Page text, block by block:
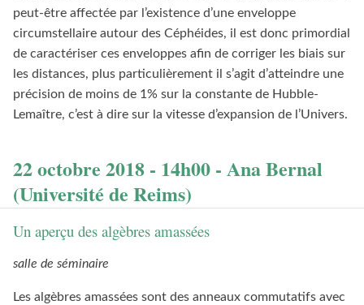
peut-être affectée par l’existence d’une enveloppe
circumstellaire autour des Céphéides, il est donc primordial
de caractériser ces enveloppes afin de corriger les biais sur
les distances, plus particulièrement il s’agit d’atteindre une
précision de moins de 1% sur la constante de Hubble-
Lemaître, c’est à dire sur la vitesse d’expansion de l’Univers.
22 octobre 2018 - 14h00 - Ana Bernal
(Université de Reims)
Un aperçu des algèbres amassées
salle de séminaire
Les algèbres amassées sont des anneaux commutatifs avec